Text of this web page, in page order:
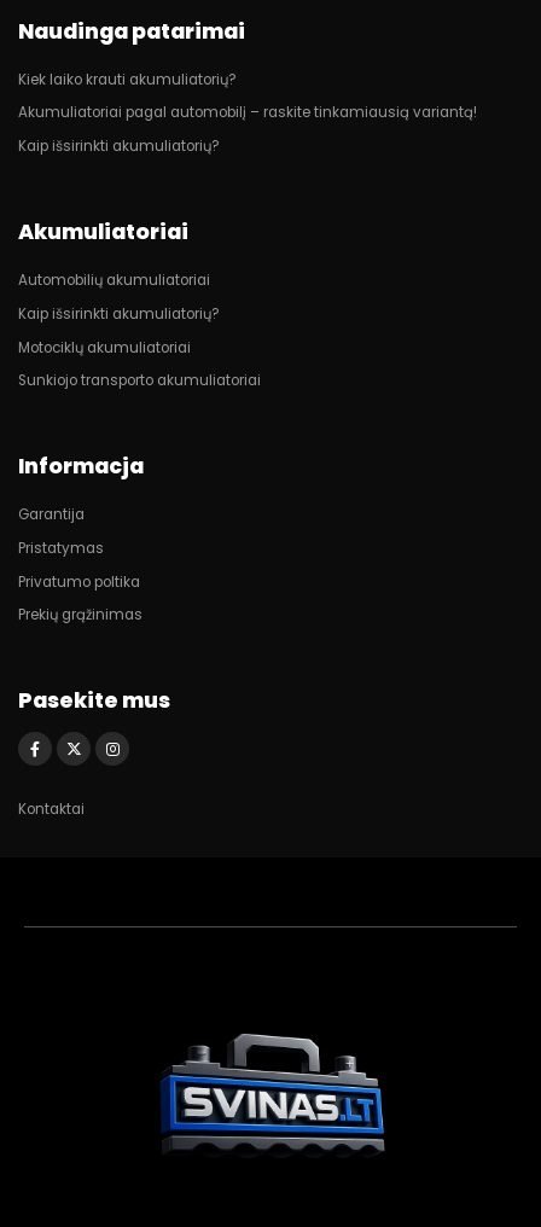
Naudinga patarimai
Kiek laiko krauti akumuliatorių?
Akumuliatoriai pagal automobilį – raskite tinkamiausią variantą!
Kaip išsirinkti akumuliatorių?
Akumuliatoriai
Automobilių akumuliatoriai
Kaip išsirinkti akumuliatorių?
Motociklų akumuliatoriai
Sunkiojo transporto akumuliatoriai
Informacja
Garantija
Pristatymas
Privatumo poltika
Prekių grąžinimas
Pasekite mus
Kontaktai
Akumuliatorių
asistentas
Aktyvus dabar